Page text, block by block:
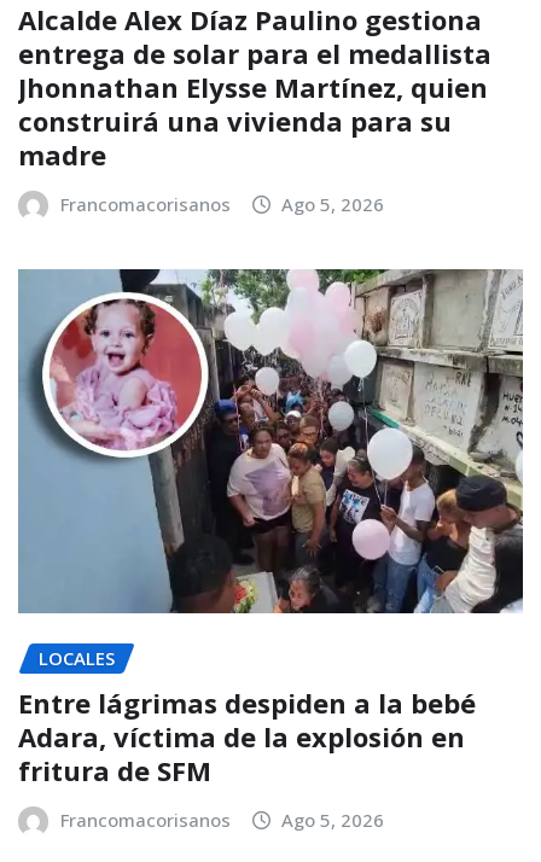
Alcalde Alex Díaz Paulino gestiona
entrega de solar para el medallista
Jhonnathan Elysse Martínez, quien
construirá una vivienda para su
madre
Francomacorisanos Ago 5, 2026
LOCALES
Entre lágrimas despiden a la bebé
Adara, víctima de la explosión en
fritura de SFM
Francomacorisanos Ago 5, 2026